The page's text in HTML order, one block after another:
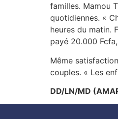
familles. Mamou
quotidiennes. «
heures du matin.
payé 20.000
Même
couples. « Les
DD/LN/MD